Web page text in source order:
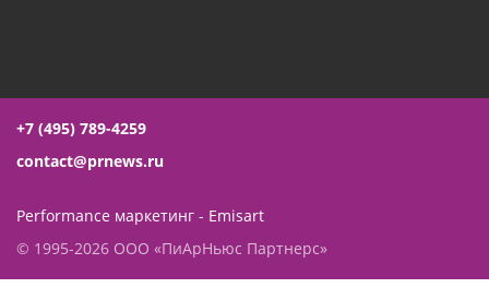
© 1995-2026 ООО «ПиАрНьюс Партнерс»
+7 (495) 789-4259
contact@prnews.ru
Performance маркетинг - Emisart